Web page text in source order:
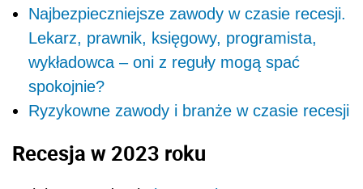
Najbezpieczniejsze zawody w czasie recesji.
Lekarz, prawnik, księgowy, programista,
wykładowca – oni z reguły mogą spać
spokojnie?
Ryzykowne zawody i branże w czasie recesji
Recesja w 2023 roku